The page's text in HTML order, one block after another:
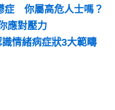
症 你屬高危人士嗎？
應對壓力
識情緒病症狀3大範疇